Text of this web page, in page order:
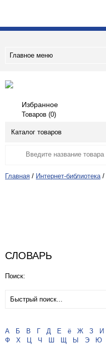
Главное меню
Избранное
Товаров (0)
Каталог товаров
Главная / Интернет-библиотека /
СЛОВАРЬ
Поиск:
А Б В Г Д Е ё Ж З И
Ф
Х Ц Ч Ш Щ Ы Э Ю